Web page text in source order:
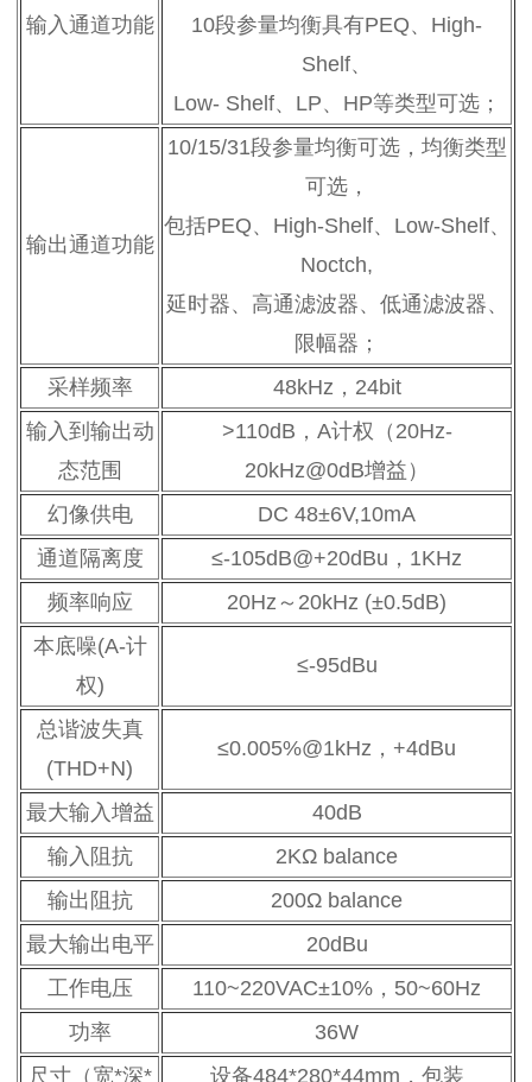
输入通道功能
10段参量均衡具有PEQ、High-
Shelf、
Low- Shelf、LP、HP等类型可选；
输出通道功能
10/15/31段参量均衡可选，均衡类型
可选，
包括PEQ、High-Shelf、Low-Shelf、
Noctch,
延时器、高通滤波器、低通滤波器、
限幅器；
采样频率
48kHz，24bit
输入到输出动
态范围
>110dB，A计权（20Hz-
20kHz@0dB增益）
幻像供电
DC 48±6V,10mA
通道隔离度
≤-105dB@+20dBu，1KHz
频率响应
20Hz～20kHz (±0.5dB)
本底噪(A-计
权)
≤-95dBu
总谐波失真
(THD+N)
≤0.005%@1kHz，+4dBu
最大输入增益
40dB
输入阻抗
2KΩ balance
输出阻抗
200Ω balance
最大输出电平
20dBu
工作电压
110~220VAC±10%，50~60Hz
功率
36W
尺寸（宽*深*
设备484*280*44mm，包装